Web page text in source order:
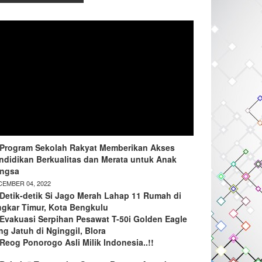
Sekolah Rakyat Memberikan Akses
Berkualitas dan Merata untuk Anak
04, 2022
Detik-detik Si Jago Merah Lahap 11 Rumah di
Timur, Kota Bengkulu
Evakuasi Serpihan Pesawat T-50i Golden Eagle
Jatuh di Nginggil, Blora
Reog Ponorogo Asli Milik Indonesia..!!